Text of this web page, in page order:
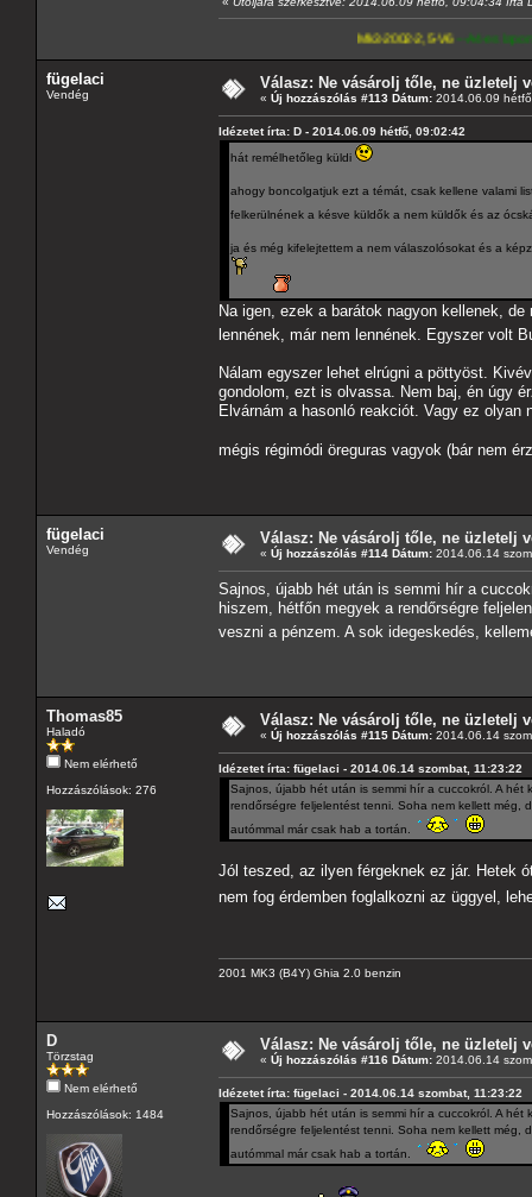
Mk3-2002-2,5-V6---A4-es lapomat, hasonló
fügelaci
Vendég
Válasz: Ne vásárolj tőle, ne üzletelj
« Új hozzászólás #113 Dátum: 2014.06.09
Idézetet írta: D - 2014.06.09 hétfő, 09:02:42
hát remélhetőleg küldi
ahogy boncolgatjuk ezt a témát, csak kellene valami
felkerülnének a késve küldők a nem küldők és az
ja és még kifelejtettem a nem válaszolósokat és a
Na igen, ezek a barátok nagyon kellenek,
lennének, már nem lennének. Egyszer volt
Nálam egyszer lehet elrúgni a pöttyöst.
gondolom, ezt is olvassa. Nem baj, én úgy
Elvárnám a hasonló reakciót. Vagy ez
mégis régimódi öreguras vagyok (bár nem
fügelaci
Vendég
Válasz: Ne vásárolj tőle, ne üzletelj
« Új hozzászólás #114 Dátum: 2014.06.14
Sajnos, újabb hét után is semmi hír a
hiszem, hétfőn megyek a rendőrségre
veszni a pénzem. A sok idegeskedés,
Thomas85
Haladó
Nem elérhető
Hozzászólások: 276
Válasz: Ne vásárolj tőle, ne üzletelj
« Új hozzászólás #115 Dátum: 2014.06.14
Idézetet írta: fügelaci - 2014.06.14 szombat, 11:23:22
Sajnos, újabb hét után is semmi hír a cuccokról. A
rendőrségre feljelentést tenni. Soha nem kellett még,
autómmal már csak hab a tortán.
Jól teszed, az ilyen férgeknek ez jár. Hetek
nem fog érdemben foglalkozni az üggyel,
2001 MK3 (B4Y) Ghia 2.0 benzin
D
Törzstag
Nem elérhető
Hozzászólások: 1484
Válasz: Ne vásárolj tőle, ne üzletelj
« Új hozzászólás #116 Dátum: 2014.06.14
Idézetet írta: fügelaci - 2014.06.14 szombat, 11:23:22
Sajnos, újabb hét után is semmi hír a cuccokról. A
rendőrségre feljelentést tenni. Soha nem kellett még,
autómmal már csak hab a tortán.